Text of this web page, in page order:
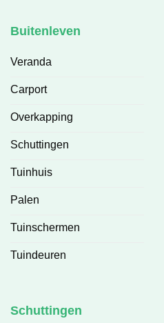
Buitenleven
Veranda
Carport
Overkapping
Schuttingen
Tuinhuis
Palen
Tuinschermen
Tuindeuren
Schuttingen